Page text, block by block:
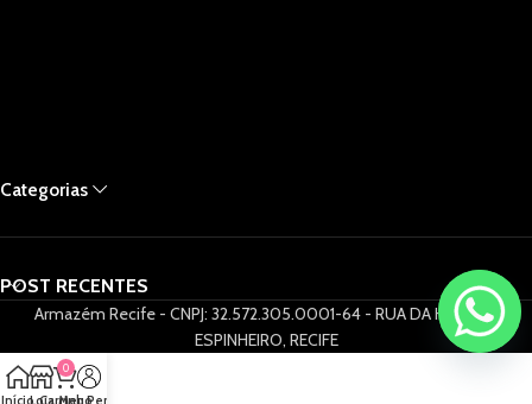
Categorias
POST RECENTES
Armazém Recife - CNPJ: 32.572.305.0001-64 - RUA DA HORA 61,
ESPINHEIRO, RECIFE
InícioLoja
0
Carrinho
Meu Perfil